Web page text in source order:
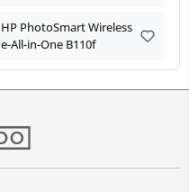
HP PhotoSmart Wireless
e-All-in-One B110f